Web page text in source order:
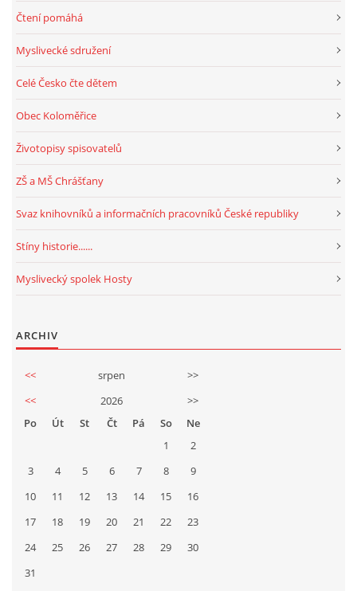
Čtení pomáhá
Myslivecké sdružení
Celé Česko čte dětem
Obec Koloměřice
Životopisy spisovatelů
ZŠ a MŠ Chrášťany
Svaz knihovníků a informačních pracovníků České republiky
Stíny historie......
Myslivecký spolek Hosty
ARCHIV
<< srpen
>>
<<
2026
>>
Po
Út St Čt Pá So
Ne
1
2
3
4 5 6 7 8
9
10
11 12 13 14 15
16
17
18 19 20 21 22
23
24
25 26 27 28 29
30
31